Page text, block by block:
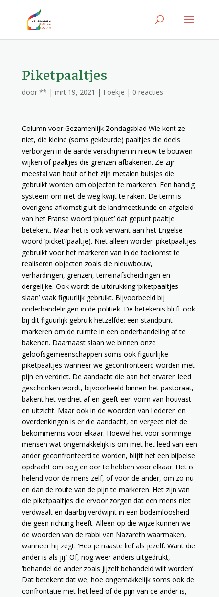
Piketpaaltjes
door ** | mrt 19, 2021 | Foekje | 0 reacties
Column voor Gezamenlijk Zondagsblad Wie kent ze
niet, die kleine (soms gekleurde) paaltjes die deels
verborgen in de aarde verschijnen in nieuw te bouwen
wijken of paaltjes die grenzen afbakenen. Ze zijn
meestal van hout of het zijn metalen buisjes die
gebruikt worden om objecten te markeren. Een handig
systeem om niet de weg kwijt te raken. De term is
overigens afkomstig uit de landmeetkunde en afgeleid
van het Franse woord ‘piquet’ dat gepunt paaltje
betekent. Maar het is ook verwant aan het Engelse
woord ‘picket’(paaltje). Niet alleen worden piketpaaltjes
gebruikt voor het markeren van in de toekomst te
realiseren objecten zoals die nieuwbouw,
verhardingen, grenzen, terreinafscheidingen en
dergelijke. Ook wordt de uitdrukking ‘piketpaaltjes
slaan’ vaak figuurlijk gebruikt. Bijvoorbeeld bij
onderhandelingen in de politiek. De betekenis blijft ook
bij dit figuurlijk gebruik hetzelfde: een standpunt
markeren om de ruimte in een onderhandeling af te
bakenen. Daarnaast slaan we binnen onze
geloofsgemeenschappen soms ook figuurlijke
piketpaaltjes wanneer we geconfronteerd worden met
pijn en verdriet. De aandacht die aan het ervaren leed
geschonken wordt, bijvoorbeeld binnen het pastoraat,
bakent het verdriet af en geeft een vorm van houvast
en uitzicht. Maar ook in de woorden van liederen en
overdenkingen is er die aandacht, en vergeet niet de
bekommernis voor elkaar. Hoewel het voor sommige
mensen wat ongemakkelijk is om met het leed van een
ander geconfronteerd te worden, blijft het een bijbelse
opdracht om oog en oor te hebben voor elkaar. Het is
helend voor de mens zelf, of voor de ander, om zo nu
en dan de route van de pijn te markeren. Het zijn van
die piketpaaltjes die ervoor zorgen dat een mens niet
verdwaalt en daarbij verdwijnt in een bodemloosheid
die geen richting heeft. Alleen op die wijze kunnen we
de woorden van de rabbi van Nazareth waarmaken,
wanneer hij zegt: ‘Heb je naaste lief als jezelf. Want die
ander is als jij.’ Of, nog weer anders uitgedrukt,
‘behandel de ander zoals jijzelf behandeld wilt worden’.
Dat betekent dat we, hoe ongemakkelijk soms ook de
confrontatie met het leed of de pijn van de ander is,